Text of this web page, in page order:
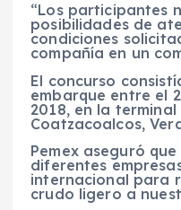
“Los participantes
posibilidades de
condiciones
compañía en un
El concurso
embarque entre el
2018, en la
Coatzacoalcos,
Pemex aseguró
diferentes
internacional para
crudo ligero a